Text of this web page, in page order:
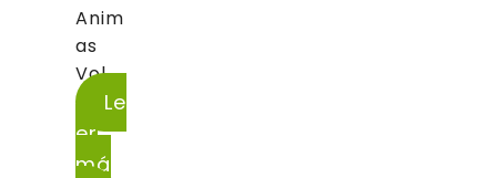
Anim
as
Vol....
Le
er
má